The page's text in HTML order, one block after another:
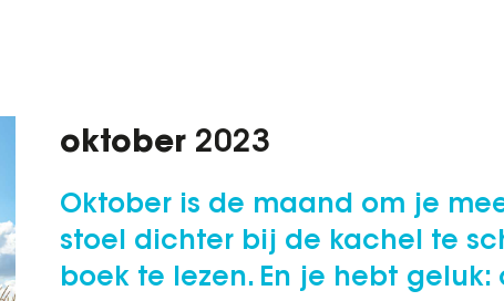
oktober 2023
Oktober is de maand om je
stoel dichter bij de kachel te
boek te lezen. En je hebt geluk: